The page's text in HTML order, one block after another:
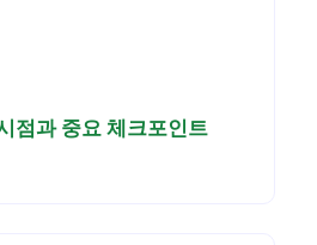
점과 중요 체크포인트